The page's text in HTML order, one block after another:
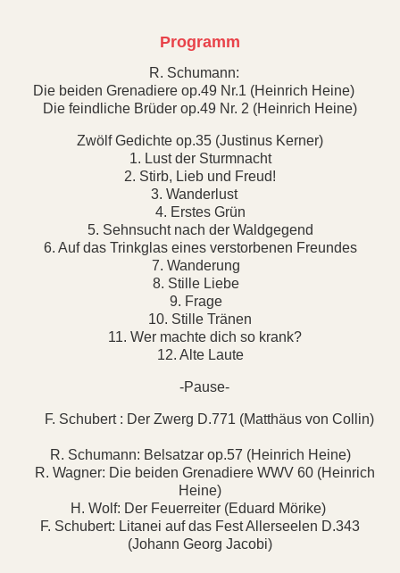
Programm
R. Schumann:
Die beiden Grenadiere op.49 Nr.1 (Heinrich Heine)
Die feindliche Brüder op.49 Nr. 2 (Heinrich Heine)
Zwölf Gedichte op.35 (Justinus Kerner)
1. Lust der Sturmnacht
2. Stirb, Lieb und Freud!
3. Wanderlust
4. Erstes Grün
5. Sehnsucht nach der Waldgegend
6. Auf das Trinkglas eines verstorbenen Freundes
7. Wanderung
8. Stille Liebe
9. Frage
10. Stille Tränen
11. Wer machte dich so krank?
12. Alte Laute
-Pause-
F. Schubert : Der Zwerg D.771 (Matthäus von Collin)
R. Schumann: Belsatzar op.57 (Heinrich Heine)
R. Wagner: Die beiden Grenadiere WWV 60 (Heinrich
Heine)
H. Wolf: Der Feuerreiter (Eduard Mörike)
F. Schubert: Litanei auf das Fest Allerseelen D.343
(Johann Georg Jacobi)